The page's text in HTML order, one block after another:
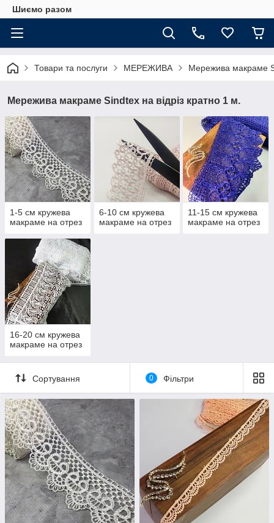
Шиємо разом
Товари та послуги МЕРЕЖИВА Мережива макраме
Мережива макраме Sindtex на відріз кратно 1 м.
1-5 см кружева
макраме на отрез
6-10 см кружева
макраме на отрез
11-15 см кружева
макраме на отрез
16-20 см кружева
макраме на отрез
Сортування 0 Фільтри